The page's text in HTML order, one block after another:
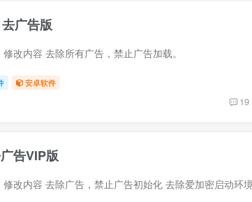
广告版
改内容 去除所有广告，禁止广告加载。
安卓软件
19
告VIP版